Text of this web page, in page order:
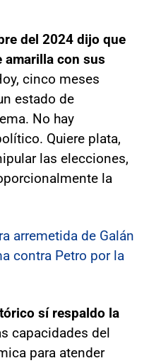
del 2024 dijo que
amarilla con sus
cinco meses
estado de
No hay
Quiere plata,
las elecciones,
la
arremetida de Galán
contra Petro por la
sí respaldo la
capacidades del
para atender